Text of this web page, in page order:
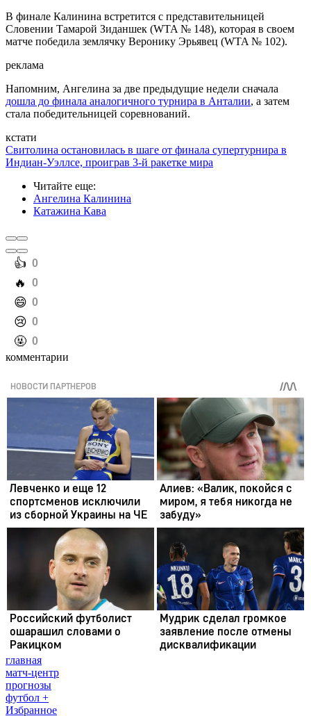
В финале Калинина встретится с представительницей
Словении Тамарой Зиданшек (WTA № 148), которая в своем
матче победила землячку Веронику Эрьявец (WTA № 102).
реклама
Напомним, Ангелина за две предыдущие недели сначала
дошла до финала аналогичного турнира в Анталии, а затем
стала победительницей соревнований.
кстати
Свитолина остановилась в шаге от финала супертурнира в
Индиан-Уэллсе, проиграв 3-й ракетке мира
Читайте еще:
Ангелина Калинина
Катажина Кава
️👍 0
️🔥 0
️😄 0
️😢 0
️🤬 0
комментарии
главная
матч-центр
прогнозы
футбол +
Избранное